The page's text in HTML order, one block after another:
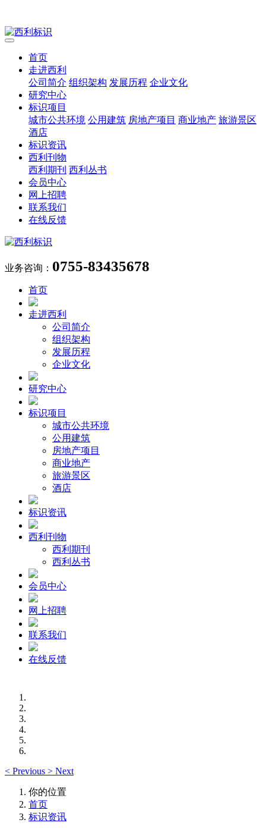
首页
走进西利
公司简介 组织架构 发展历程 企业文化
研究中心
标识项目
城市公共环境 公用建筑 房地产项目 商业地产 旅游景区
酒店
标识资讯
西利刊物
西利期刊 西利丛书
会员中心
网上招聘
联系我们
在线反馈
业务咨询： 0755-83435678
首页
走进西利
公司简介
组织架构
发展历程
企业文化
研究中心
标识项目
城市公共环境
公用建筑
房地产项目
商业地产
旅游景区
酒店
标识资讯
西利刊物
西利期刊
西利丛书
会员中心
网上招聘
联系我们
在线反馈
< Previous > Next
你的位置
首页
标识资讯